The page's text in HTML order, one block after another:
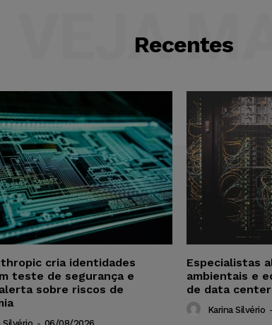
Recentes
VEJA
cria identidades
teste de segurança e
sobre riscos de
Especialistas
ambientais e
de data
Karina Silvério -